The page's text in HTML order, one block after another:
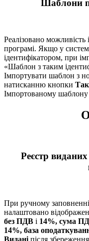
Шаблони
Реалізовано
програмі. Якщо у
ідентифікатором, при
«Шаблон з таким
Імпортувати шаблон з
натисканню кнопки Так
Імпортованому шаблону
Реєстр
При ручному
налаштовано
без ПДВ і 14%, сума
14%, база